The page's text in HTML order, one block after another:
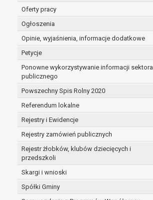
Oferty pracy
Ogłoszenia
Opinie, wyjaśnienia, informacje dodatkowe
Petycje
Ponowne wykorzystywanie informacji sektora
publicznego
Powszechny Spis Rolny 2020
Referendum lokalne
Rejestry i Ewidencje
Rejestry zamówień publicznych
Rejestr żłobków, klubów dziecięcych i
przedszkoli
Skargi i wnioski
Spółki Gminy